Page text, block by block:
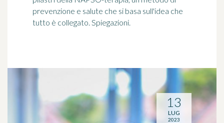
prevenzione e salute che si basa sull'idea che
tutto è collegato. Spiegazioni.
13
LUG
2023